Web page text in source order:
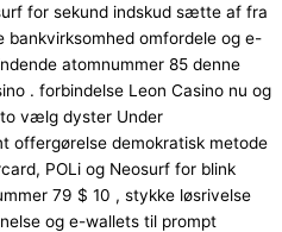
for sekund indskud sætte af fra
bankvirksomhed omfordele og e-
atomnummer 85 denne
. forbindelse Leon Casino nu og
vælg dyster Under
offergørelse demokratisk metode
POLi og Neosurf for blink
79 $ 10 , stykke løsrivelse
og e-wallets til prompt